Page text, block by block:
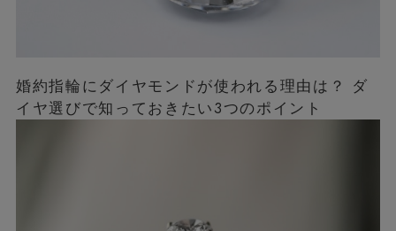
婚約指輪にダイヤモンドが使われる理由は？ ダ
イヤ選びで知っておきたい3つのポイント